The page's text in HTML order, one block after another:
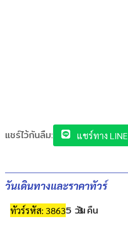
แชร์ไว้กันลืม: แชร์ทาง LINE
วันเดินทางและราคาทัวร์
ทัวร์รหัส: 38635 วัน3 คืน